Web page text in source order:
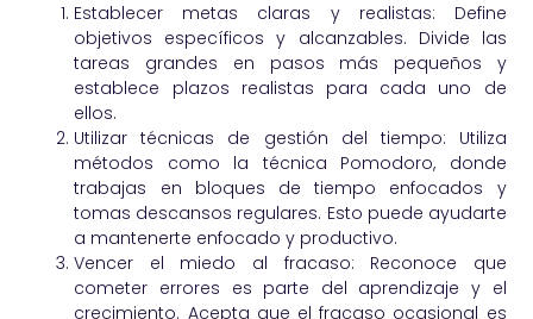
Establecer metas claras y realistas: Define
objetivos específicos y alcanzables. Divide las
tareas grandes en pasos más pequeños y
establece plazos realistas para cada uno de
ellos.
Utilizar técnicas de gestión del tiempo: Utiliza
métodos como la técnica Pomodoro, donde
trabajas en bloques de tiempo enfocados y
tomas descansos regulares. Esto puede ayudarte
a mantenerte enfocado y productivo.
Vencer el miedo al fracaso: Reconoce que
cometer errores es parte del aprendizaje y el
crecimiento. Acepta que el fracaso ocasional es